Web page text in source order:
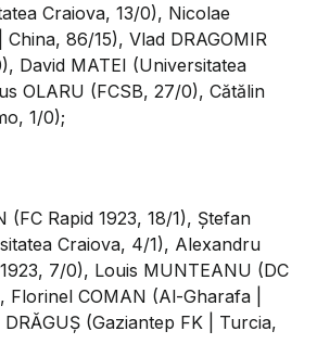
Craiova, 13/0), Nicolae
86/15), Vlad DRAGOMIR
David MATEI (Universitatea
OLARU (FCSB, 27/0), Cătălin
1/0);
(FC Rapid 1923, 18/1), Ștefan
Craiova, 4/1), Alexandru
7/0), Louis MUNTEANU (DC
COMAN (Al-Gharafa |
(Gaziantep FK | Turcia,